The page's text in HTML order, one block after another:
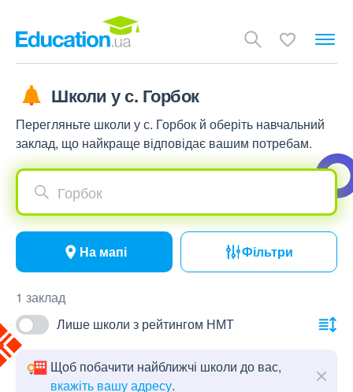
Школи у с. Горбок
Перегляньте школи у с. Горбок й оберіть навчальний
заклад, що найкраще відповідає вашим потребам.
Горбок
На мапі Фільтри
1 заклад
Лише школи з рейтингом НМТ
Щоб побачити найближчі школи до вас,
вкажіть вашу адресу.